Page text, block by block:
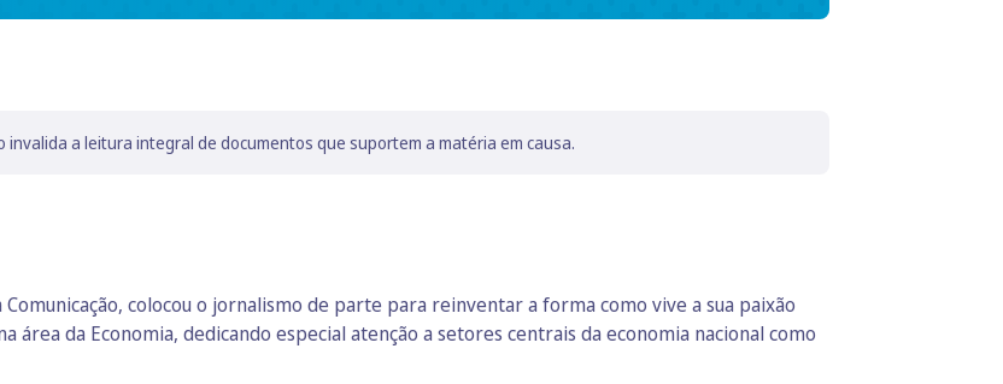
a leitura integral de documentos que suportem a matéria em causa.
Comunicação, colocou o jornalismo de parte para reinventar a forma como vive a sua paixão
área da Economia, dedicando especial atenção a setores centrais da economia nacional como